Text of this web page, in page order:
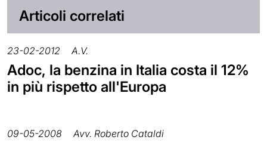
Articoli correlati
23-02-2012 A.V.
Adoc, la benzina in Italia costa il 12%
in più rispetto all'Europa
09-05-2008 Avv. Roberto Cataldi